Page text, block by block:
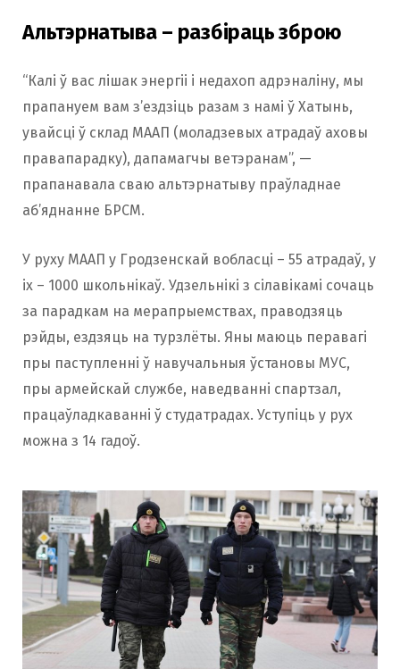
Альтэрнатыва – разбіраць зброю
“Калі ў вас лішак энергіі і недахоп адрэналіну, мы
прапануем вам з’ездзіць разам з намі ў Хатынь,
увайсці ў склад МААП (моладзевых атрадаў аховы
правапарадку), дапамагчы ветэранам”, —
прапанавала сваю альтэрнатыву праўладнае
аб’яднанне БРСМ.
У руху МААП у Гродзенскай вобласці – 55 атрадаў, у
іх – 1000 школьнікаў. Удзельнікі з сілавікамі сочаць
за парадкам на мерапрыемствах, праводзяць
рэйды, ездзяць на турзлёты. Яны маюць перавагі
пры паступленні ў навучальныя ўстановы МУС,
пры армейскай службе, наведванні спартзал,
працаўладкаванні ў студатрадах. Уступіць у рух
можна з 14 гадоў.